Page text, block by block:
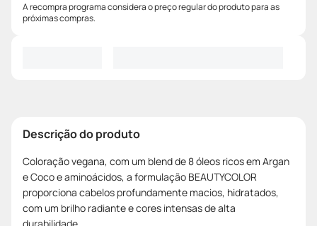
A recompra programa considera o preço regular do produto para as
próximas compras.
Descrição do produto
Coloração vegana, com um blend de 8 óleos ricos em Argan
e Coco e aminoácidos, a formulação BEAUTYCOLOR
proporciona cabelos profundamente macios, hidratados,
com um brilho radiante e cores intensas de alta